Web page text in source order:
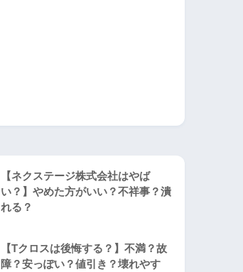
【ネクステージ株式会社はやば
い？】やめた方がいい？不祥事？潰
れる？
【Tクロスは後悔する？】不満？故
障？安っぽい？値引き？壊れやす